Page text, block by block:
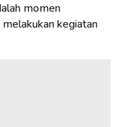
momen
kegiatan